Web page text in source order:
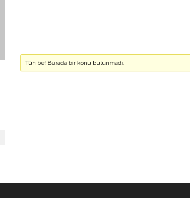
Tüh be! Burada bir konu bulunmadı.